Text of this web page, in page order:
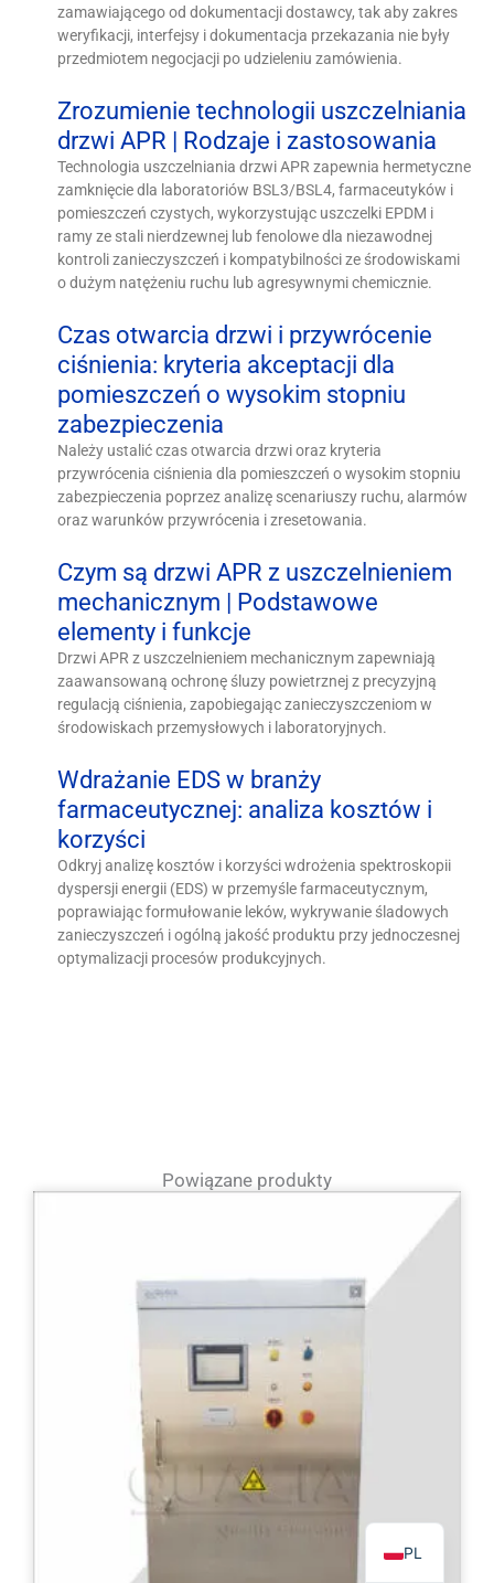
zamawiającego od dokumentacji dostawcy, tak aby zakres
weryfikacji, interfejsy i dokumentacja przekazania nie były
przedmiotem negocjacji po udzieleniu zamówienia.
Zrozumienie technologii uszczelniania
drzwi APR | Rodzaje i zastosowania
Technologia uszczelniania drzwi APR zapewnia hermetyczne
zamknięcie dla laboratoriów BSL3/BSL4, farmaceutyków i
pomieszczeń czystych, wykorzystując uszczelki EPDM i
ramy ze stali nierdzewnej lub fenolowe dla niezawodnej
kontroli zanieczyszczeń i kompatybilności ze środowiskami
o dużym natężeniu ruchu lub agresywnymi chemicznie.
Czas otwarcia drzwi i przywrócenie
ciśnienia: kryteria akceptacji dla
pomieszczeń o wysokim stopniu
zabezpieczenia
Należy ustalić czas otwarcia drzwi oraz kryteria
przywrócenia ciśnienia dla pomieszczeń o wysokim stopniu
zabezpieczenia poprzez analizę scenariuszy ruchu, alarmów
oraz warunków przywrócenia i zresetowania.
Czym są drzwi APR z uszczelnieniem
mechanicznym | Podstawowe
elementy i funkcje
Drzwi APR z uszczelnieniem mechanicznym zapewniają
zaawansowaną ochronę śluzy powietrznej z precyzyjną
regulacją ciśnienia, zapobiegając zanieczyszczeniom w
środowiskach przemysłowych i laboratoryjnych.
Wdrażanie EDS w branży
farmaceutycznej: analiza kosztów i
korzyści
Odkryj analizę kosztów i korzyści wdrożenia spektroskopii
dyspersji energii (EDS) w przemyśle farmaceutycznym,
poprawiając formułowanie leków, wykrywanie śladowych
zanieczyszczeń i ogólną jakość produktu przy jednoczesnej
optymalizacji procesów produkcyjnych.
Powiązane produkty
PL
ES